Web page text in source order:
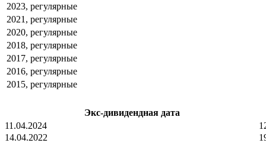
2023, регулярные
2021, регулярные
2020, регулярные
2018, регулярные
2017, регулярные
2016, регулярные
2015, регулярные
Экс-дивидендная дата
11.04.2024
14.04.2022